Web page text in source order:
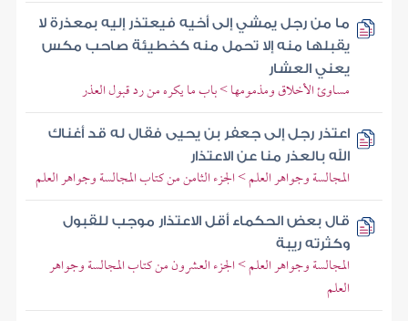
ما من رجل يمشي إلى أخيه فيعتذر إليه بمعذرة لا
يقبلها منه إلا تحمل منه كخطيئة صاحب مكس
يعني العشار
مساوئ الأخلاق ومذمومها > باب ما يكره من رد قبول العذر
اعتذر رجل إلى جعفر بن يحيى فقال له قد أغناك
الله بالعذر منا عن الاعتذار
المجالسة وجواهر العلم > الجزء الثامن من كتاب المجالسة وجواهر العلم
قال بعض الحكماء أقل الاعتذار موجب للقبول
وكثرته ريبة
المجالسة وجواهر العلم > الجزء العشرون من كتاب المجالسة وجواهر
العلم